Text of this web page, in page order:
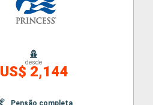
desde
US$ 2,144
Pensão completa